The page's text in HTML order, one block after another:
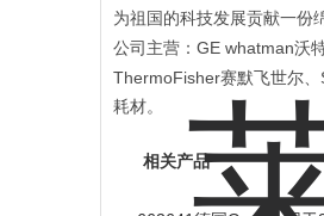
为祖国的科技发展贡献一份
公司主营： GE whatman沃
ThermoFisher赛默飞世尔、
耗材。
相关产品